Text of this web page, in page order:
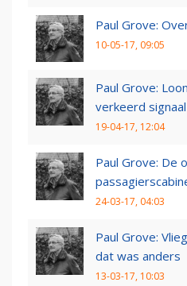
Paul Grove:
10-05-17, 09:05
Paul Grove:
verkeerd signaal
19-04-17, 12:04
Paul Grove: De
24-03-17, 04:03
Paul Grove:
dat was anders
13-03-17, 10:03